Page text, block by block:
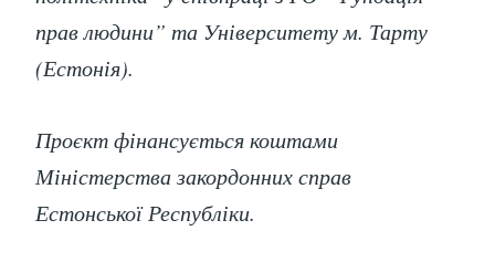
прав людини” та Університету м. Тарту
(Естонія).
Проєкт фінансується коштами
Міністерства закордонних справ
Естонської Республіки.